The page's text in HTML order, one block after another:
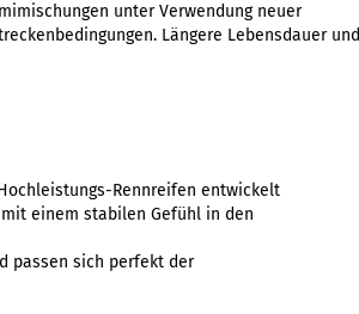
unter Verwendung neuer
Längere Lebensdauer und
Rennreifen entwickelt
einem stabilen Gefühl in den
passen sich perfekt der